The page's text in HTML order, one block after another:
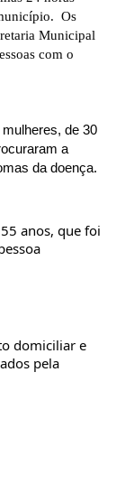
Os
Municipal
com o
de 30
a
da doença.
anos, que foi
domiciliar e
pela